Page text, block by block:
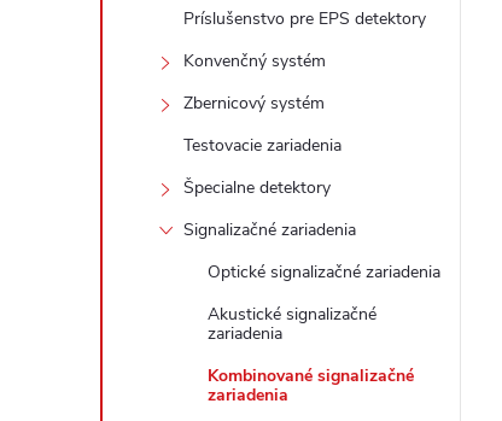
Príslušenstvo pre EPS detektory
Konvenčný systém
Zbernicový systém
Testovacie zariadenia
Špecialne detektory
Signalizačné zariadenia
Optické signalizačné zariadenia
Akustické signalizačné
zariadenia
Kombinované signalizačné
zariadenia